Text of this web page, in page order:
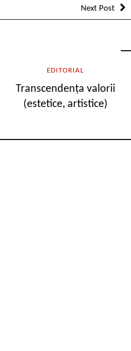
Next Post
EDITORIAL
Transcendența valorii
(estetice, artistice)